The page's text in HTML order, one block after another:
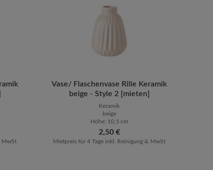
um die Anzahl zu erhöhen oder zu
benutze die Schaltflächen um die
den gewünschten Wert ein oder
MwSt
Produkt Anzahl: Gib den
Vase/ Flaschenvase Rille Keramik
beige - Style 2 [mieten]
Keramik
beige
Höhe: 10,5 cm
Regulärer Preis:
2,50 €
Mietpreis für 4 Tage inkl. Reinigung & MwSt